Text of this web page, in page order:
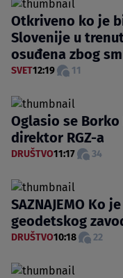
Otkriveno ko je
Slovenije u
osuđena zbog
SVET12:19 11
Oglasio se
direktor RGZ-a
DRUŠTVO11:17 34
SAZNAJEMO Ko
geodetskog
DRUŠTVO10:18 22